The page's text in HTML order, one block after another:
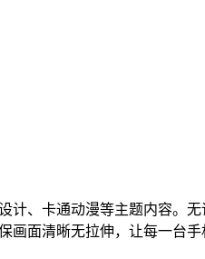
计、卡通动漫等主题内容。
面清晰无拉伸，让每一台手